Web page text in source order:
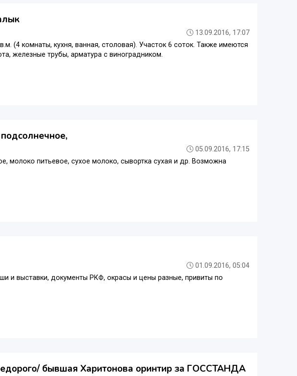
13.09.2016, 17:07
(4 комнаты, кухня, ванная, столовая). Участок 6 соток. Также имеются
железные трубы, арматура с виноградником.
05.09.2016, 17:15
молоко питьевое, сухое молоко, сывортка сухая и др. Возможна
01.09.2016, 05:04
и выставки, документы РКФ, окрасы и цены разные, привиты по
бывшая Харитонова оринтир за ГОССТАНДА